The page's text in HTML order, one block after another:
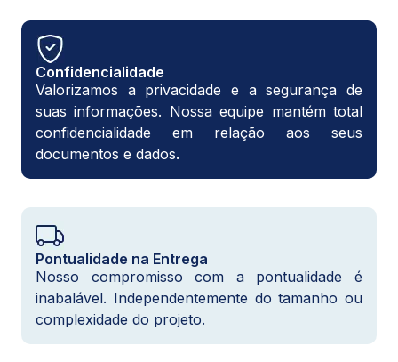
Confidencialidade
Valorizamos a privacidade e a segurança de
suas informações. Nossa equipe mantém total
confidencialidade em relação aos seus
documentos e dados.
Pontualidade na Entrega
Nosso compromisso com a pontualidade é
inabalável. Independentemente do tamanho ou
complexidade do projeto.